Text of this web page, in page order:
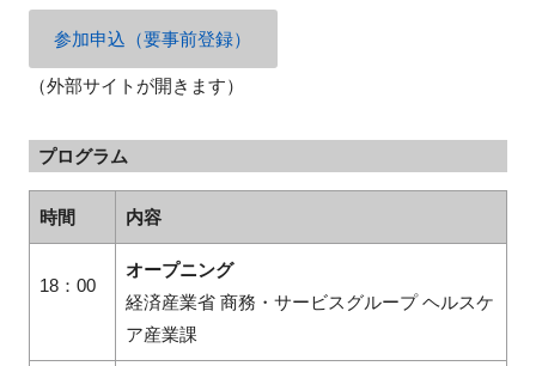
参加申込（要事前登録）
（外部サイトが開きます）
プログラム
時間 内容
18：00
オープニング
経済産業省 商務・サービスグループ ヘルスケ
ア産業課